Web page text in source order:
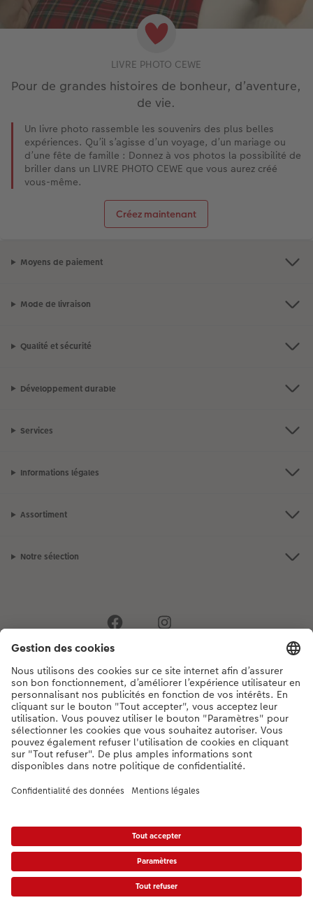
LIVRE PHOTO CEWE
Pour de grandes histoires de bonheur, d’aventure,
de vie.
Un livre photo rassemble les souvenirs des plus belles
expériences. Qu’il s’agisse d’un voyage, d’un mariage ou
d’une fête de famille : Donnez à vos photos la possibilité de
briller dans un LIVRE PHOTO CEWE que vous aurez créé
vous-même.
Créez maintenant
Moyens de paiement
Mode de livraison
Qualité et sécurité
Développement durable
Services
Informations légales
Assortiment
Notre sélection
Si vous avez des questions concernant nos produits ou votre commande,
n'hésitez pas à nous contacter du lundi au dimanche, de 9h00 à 20h00
(hors jours fériés), au numéro de téléphone044 499 00 12• 7j/7 • de 9h à
20h
* Les PVC incluant la TVA, frais d’expédition supplémentaires (valable également
|Conditions générales|Protection des données|Mentions légales